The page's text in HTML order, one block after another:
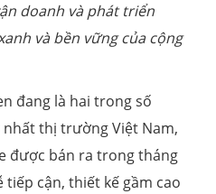
doanh và phát triển
và bền vững của cộng
đang là hai trong số
thị trường Việt Nam,
được bán ra trong tháng
tiếp cận, thiết kế gầm cao